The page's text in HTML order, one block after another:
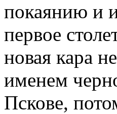
покаянию и
первое
новая кара
именем
Пскове,